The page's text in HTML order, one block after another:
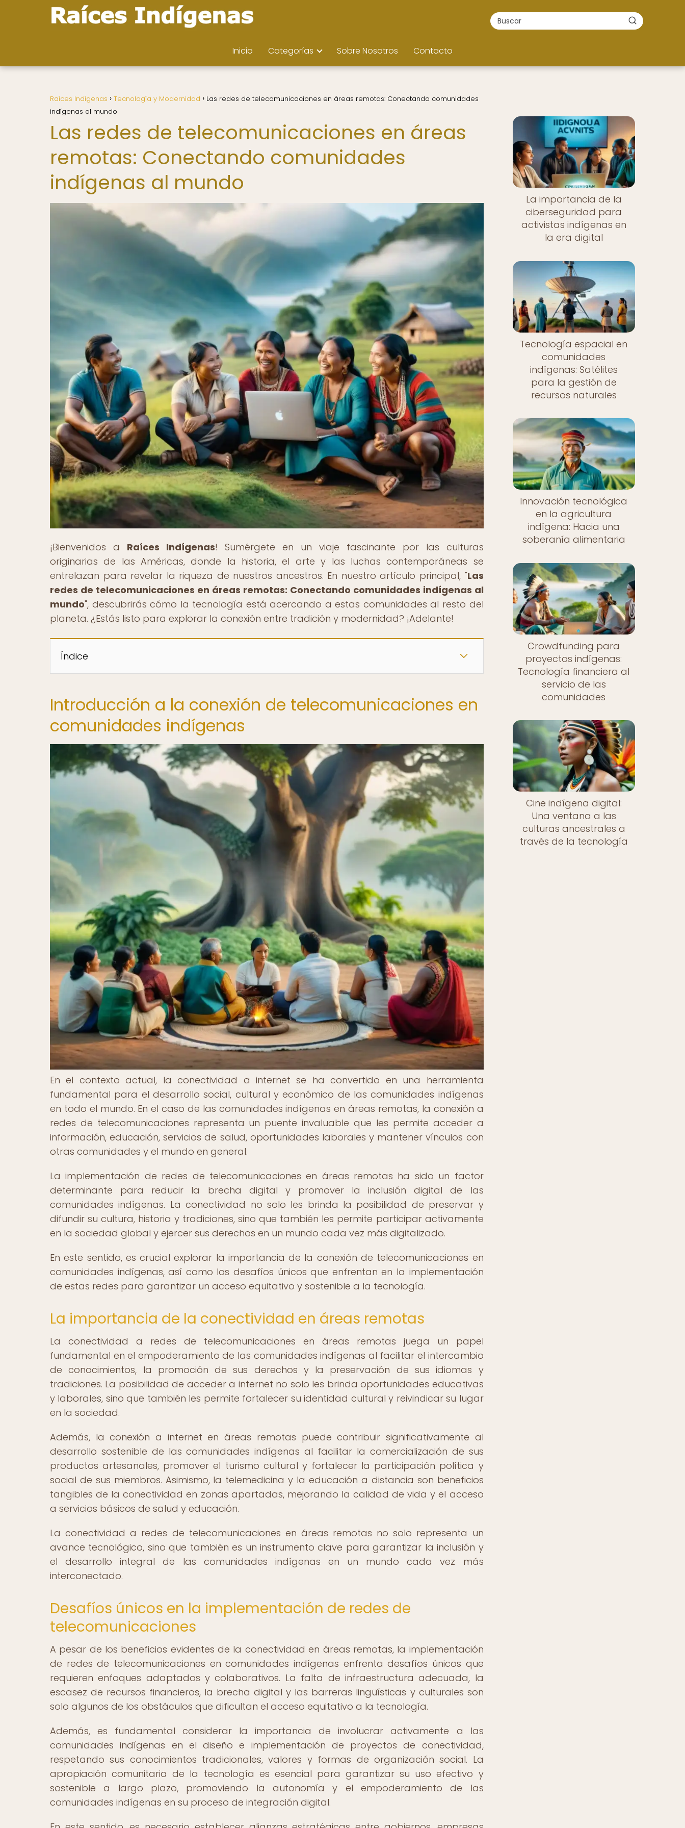
Inicio Categorías Sobre Nosotros Contacto
Raíces Indígenas Tecnología y Modernidad
Las redes de telecomunicaciones en áreas remotas: Conectando comunidades
indígenas al mundo
Las redes de telecomunicaciones en áreas
remotas: Conectando comunidades
indígenas al mundo
¡Bienvenidos a Raíces Indígenas! Sumérgete en un viaje fascinante por las culturas
originarias de las Américas, donde la historia, el arte y las luchas contemporáneas se
entrelazan para revelar la riqueza de nuestros ancestros. En nuestro artículo principal, "Las
redes de telecomunicaciones en áreas remotas: Conectando comunidades indígenas al
mundo", descubrirás cómo la tecnología está acercando a estas comunidades al resto del
planeta. ¿Estás listo para explorar la conexión entre tradición y modernidad? ¡Adelante!
Índice
Introducción a la conexión de telecomunicaciones en
comunidades indígenas
En el contexto actual, la conectividad a internet se ha convertido en una herramienta
fundamental para el desarrollo social, cultural y económico de las comunidades indígenas
en todo el mundo. En el caso de las comunidades indígenas en áreas remotas, la conexión a
redes de telecomunicaciones representa un puente invaluable que les permite acceder a
información, educación, servicios de salud, oportunidades laborales y mantener vínculos con
otras comunidades y el mundo en general.
La implementación de redes de telecomunicaciones en áreas remotas ha sido un factor
determinante para reducir la brecha digital y promover la inclusión digital de las
comunidades indígenas. La conectividad no solo les brinda la posibilidad de preservar y
difundir su cultura, historia y tradiciones, sino que también les permite participar activamente
en la sociedad global y ejercer sus derechos en un mundo cada vez más digitalizado.
En este sentido, es crucial explorar la importancia de la conexión de telecomunicaciones en
comunidades indígenas, así como los desafíos únicos que enfrentan en la implementación
de estas redes para garantizar un acceso equitativo y sostenible a la tecnología.
La importancia de la conectividad en áreas remotas
La conectividad a redes de telecomunicaciones en áreas remotas juega un papel
fundamental en el empoderamiento de las comunidades indígenas al facilitar el intercambio
de conocimientos, la promoción de sus derechos y la preservación de sus idiomas y
tradiciones. La posibilidad de acceder a internet no solo les brinda oportunidades educativas
y laborales, sino que también les permite fortalecer su identidad cultural y reivindicar su lugar
en la sociedad.
Además, la conexión a internet en áreas remotas puede contribuir significativamente al
desarrollo sostenible de las comunidades indígenas al facilitar la comercialización de sus
productos artesanales, promover el turismo cultural y fortalecer la participación política y
social de sus miembros. Asimismo, la telemedicina y la educación a distancia son beneficios
tangibles de la conectividad en zonas apartadas, mejorando la calidad de vida y el acceso
a servicios básicos de salud y educación.
La conectividad a redes de telecomunicaciones en áreas remotas no solo representa un
avance tecnológico, sino que también es un instrumento clave para garantizar la inclusión y
el desarrollo integral de las comunidades indígenas en un mundo cada vez más
interconectado.
Desafíos únicos en la implementación de redes de
telecomunicaciones
A pesar de los beneficios evidentes de la conectividad en áreas remotas, la implementación
de redes de telecomunicaciones en comunidades indígenas enfrenta desafíos únicos que
requieren enfoques adaptados y colaborativos. La falta de infraestructura adecuada, la
escasez de recursos financieros, la brecha digital y las barreras lingüísticas y culturales son
solo algunos de los obstáculos que dificultan el acceso equitativo a la tecnología.
Además, es fundamental considerar la importancia de involucrar activamente a las
comunidades indígenas en el diseño e implementación de proyectos de conectividad,
respetando sus conocimientos tradicionales, valores y formas de organización social. La
apropiación comunitaria de la tecnología es esencial para garantizar su uso efectivo y
sostenible a largo plazo, promoviendo la autonomía y el empoderamiento de las
comunidades indígenas en su proceso de integración digital.
La importancia de la
ciberseguridad para
activistas indígenas en
la era digital
Tecnología espacial en
comunidades
indígenas: Satélites
para la gestión de
recursos naturales
Innovación tecnológica
en la agricultura
indígena: Hacia una
soberanía alimentaria
Crowdfunding para
proyectos indígenas:
Tecnología financiera al
servicio de las
comunidades
Cine indígena digital:
Una ventana a las
culturas ancestrales a
través de la tecnología